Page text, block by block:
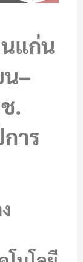
แก่น
น–
.
าร